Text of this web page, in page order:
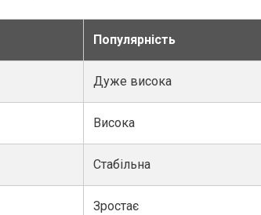
Популярність
Дуже висока
Висока
Стабільна
Зростає